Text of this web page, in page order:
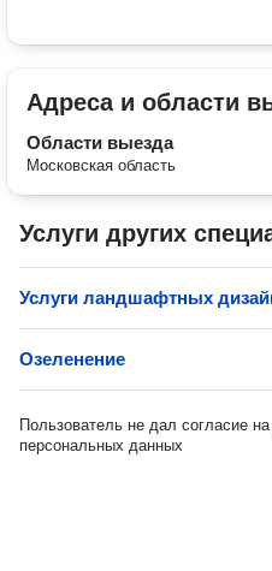
Адреса и области
Области выезда
Московская область
Услуги других
Услуги ландшафтных
Озеленение
Пользователь не дал согласие
персональных данных